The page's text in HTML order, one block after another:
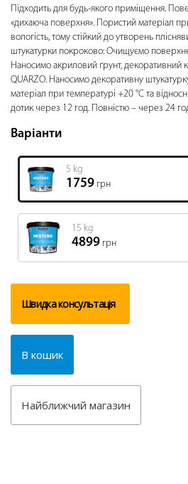
Підходить для будь-якого приміщення.
«дихаюча поверхня». Пористий матеріал
вологість, тому стійкий до утворень
штукатурки покроково: Очищуємо
Наносимо акриловий ґрунт, декоративний
QUARZO. Наносимо декоративну
матеріал при температурі +20 °C та
дотик через 12 год. Повністю – через 24
Варіанти
5 kg
1759 грн
15 kg
4899 грн
Швидка консультація
В кошик
Найближчий магазин